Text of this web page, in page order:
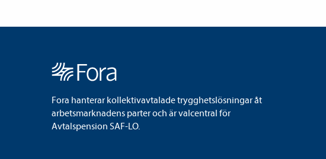
Fora hanterar kollektivavtalade trygghetslösningar åt
arbetsmarknadens parter och är valcentral för
Avtalspension SAF-LO.